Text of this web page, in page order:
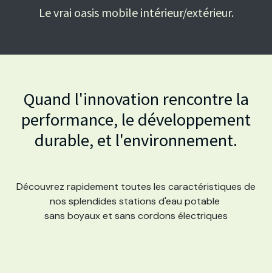
Le vrai oasis mobile intérieur/extérieur.
Quand l'innovation rencontre la
performance, le développement
durable, et l'environnement.
Découvrez rapidement toutes les caractéristiques de
nos splendides stations d'eau potable
sans boyaux et sans cordons électriques